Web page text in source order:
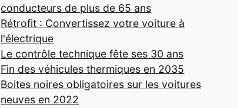
conducteurs de plus de 65 ans
Rétrofit : Convertissez votre voiture à
l'électrique
Le contrôle technique fête ses 30 ans
Fin des véhicules thermiques en 2035
Boites noires obligatoires sur les voitures
neuves en 2022